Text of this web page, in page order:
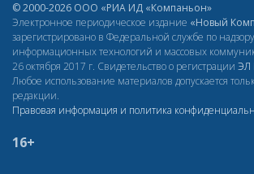
© 2000-2026 ООО «РИА ИД «Компаньон»
Электронное периодическое издание «Новый
зарегистрировано в Федеральной службе по
информационных технологий и массовых
26 октября 2017 г. Свидетельство о регистрации ЭЛ
Любое использование материалов допускается
редакции.
Правовая информация и политика
16+